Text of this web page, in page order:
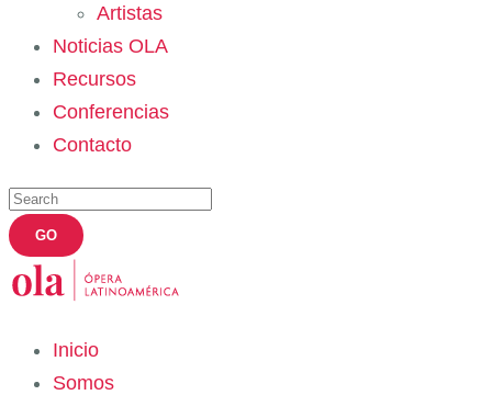
Artistas
Noticias OLA
Recursos
Conferencias
Contacto
Inicio
Somos